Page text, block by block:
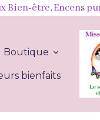
être, Encens
Boutique
bienfaits